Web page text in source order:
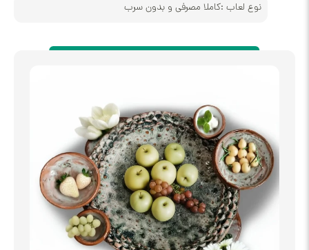
کاملا مصرفی و بدون سرب